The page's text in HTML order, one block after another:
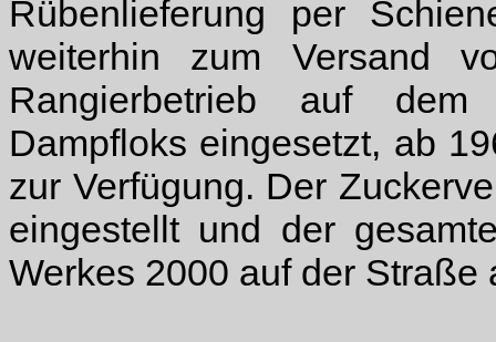
Rübenlieferung per
weiterhin zum Versand
Rangierbetrieb auf dem
Dampfloks eingesetzt, ab
zur Verfügung. Der
eingestellt und der
Werkes 2000 auf der Straße